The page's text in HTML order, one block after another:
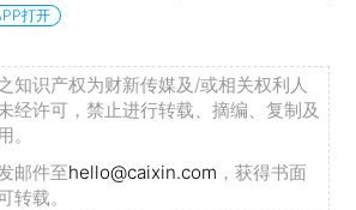
打开
知识产权为财新传媒及/或相关权利人
经许可，禁止进行转载、摘编、复制及
。
邮件至hello@caixin.com ，获得书面
转载。